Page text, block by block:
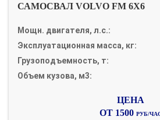
САМОСВАЛ VOLVO FM 6X6
Мощн. двигателя, л.с.:
Эксплуатационная масса, кг:
Грузоподъемность, т:
Объем кузова, м3:
ОТ 1500 РУБ/